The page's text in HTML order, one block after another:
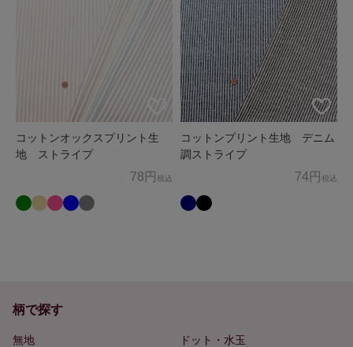
コットンオックスプリント生
地 ストライプ
78円 税込
コットンプリント生地 デニム
調ストライプ
74円 税込
柄で探す
無地
ドット・水玉